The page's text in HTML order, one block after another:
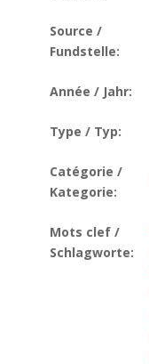
Source /
Fundstelle:
Année / Jahr:
Type / Typ:
Catégorie /
Kategorie:
Mots clef /
Schlagworte: